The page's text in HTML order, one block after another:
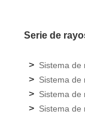
Serie de
> Sistema de
> Sistema de
> Sistema de
> Sistema de